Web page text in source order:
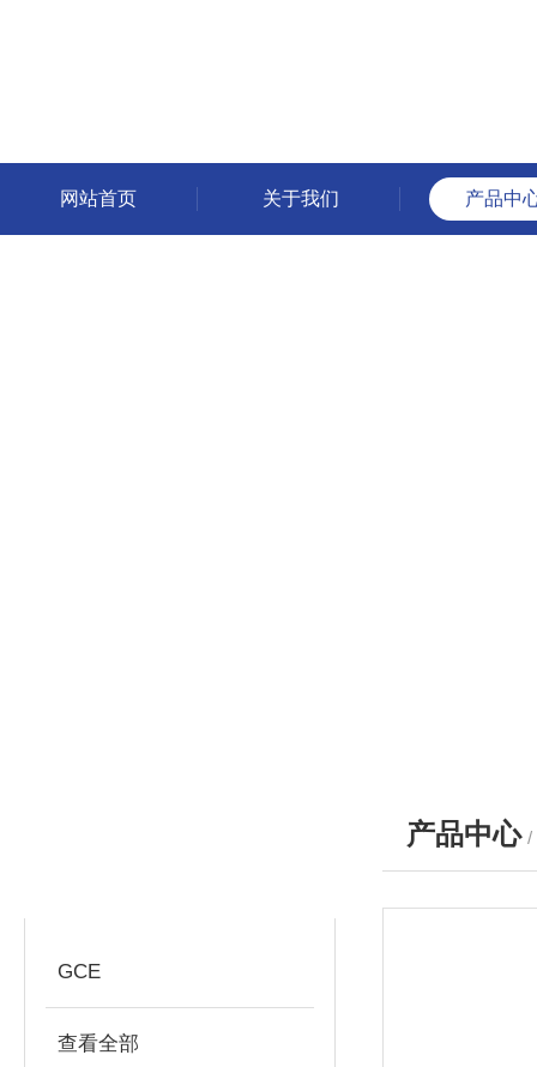
网站首页 关于我们 产品中
GCE
查看全部
产品中心 /